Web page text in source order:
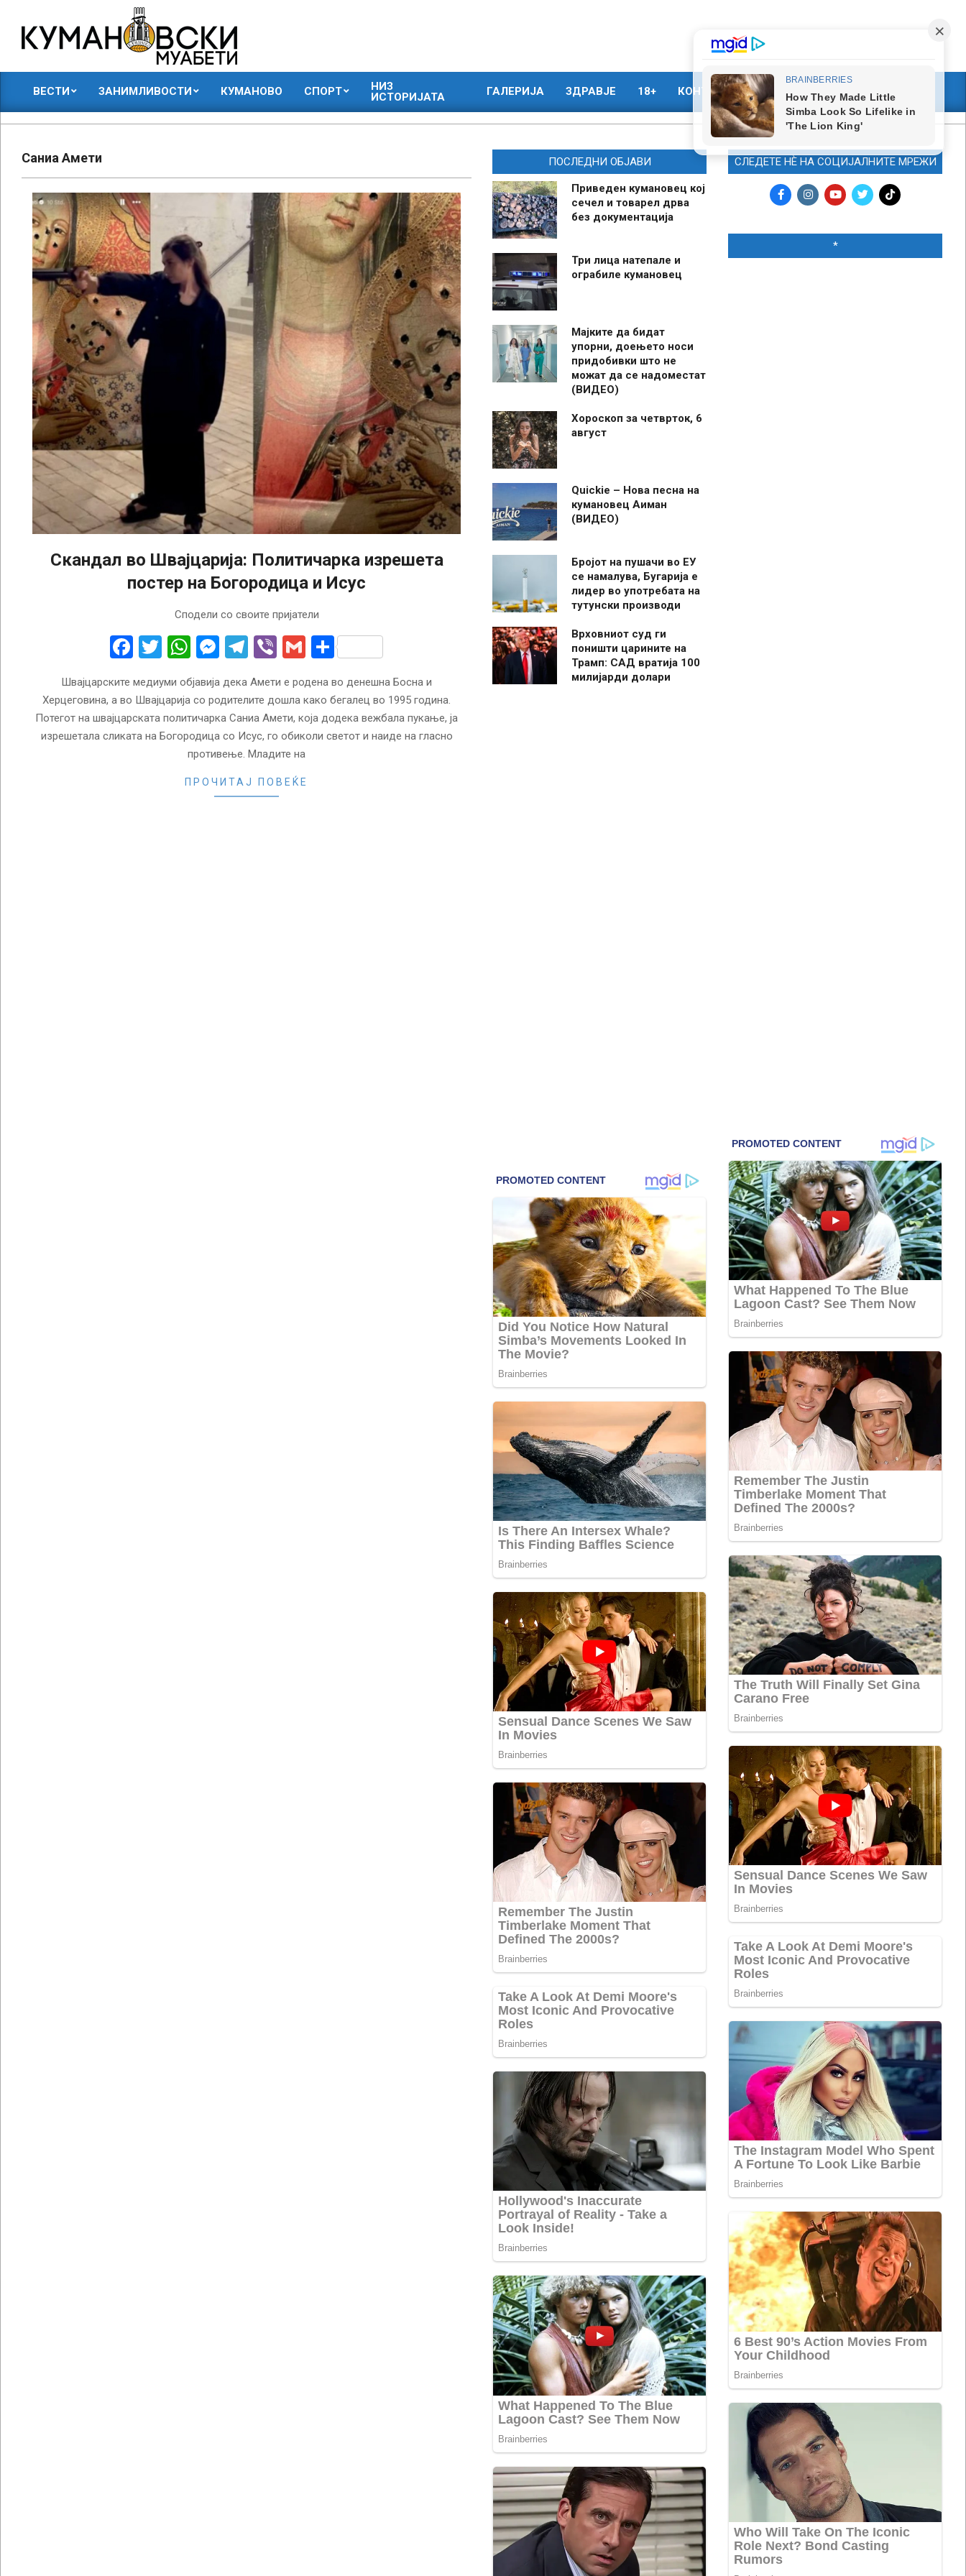
content
КУМАНОВСКИ
МУАБЕТИ
ВЕСТИ ЗАНИМЛИВОСТИ КУМАНОВО СПОРТ
НИЗ
ИСТОРИЈАТА
ГАЛЕРИЈА ЗДРАВЈЕ 18+ КОНТАКТ МАРКЕТИНГ
Саниа Амети
Скандал во Швајцарија: Политичарка изрешета
постер на Богородица и Исус
Сподели со своите пријатели
Facebook
Twitter
WhatsApp
Messenger
Telegram
ViberGmailShare
Швајцарските медиуми објавија дека Амети е родена во денешна Босна и
Херцеговина, а во Швајцарија со родителите дошла како бегалец во 1995 година.
Потегот на швајцарската политичарка Саниа Амети, која додека вежбала пукање, ја
изрешетала сликата на Богородица со Исус, го обиколи светот и наиде на гласно
противење. Младите на
ПРОЧИТАЈ ПОВЕЌЕ
ПОСЛЕДНИ ОБЈАВИ
Приведен кумановец кој
сечел и товарел дрва
без документација
Три лица натепале и
ограбиле кумановец
Мајките да бидат
упорни, доењето носи
придобивки што не
можат да се надоместат
(ВИДЕО)
Хороскоп за четврток, 6
август
Quickie – Нова песна на
кумановец Аиман
(ВИДЕО)
Бројот на пушачи во ЕУ
се намалува, Бугарија е
лидер во употребата на
тутунски производи
Врховниот суд ги
поништи царините на
Трамп: САД вратија 100
милијарди долари
СЛЕДЕТЕ НЀ НА СОЦИЈАЛНИТЕ МРЕЖИ
*